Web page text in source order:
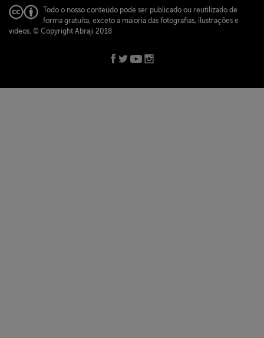
Todo o nosso conteúdo pode ser publicado ou reutilizado de
forma gratuita, exceto a maioria das fotografias, ilustrações e
vídeos. © Copyright Abraji 2018